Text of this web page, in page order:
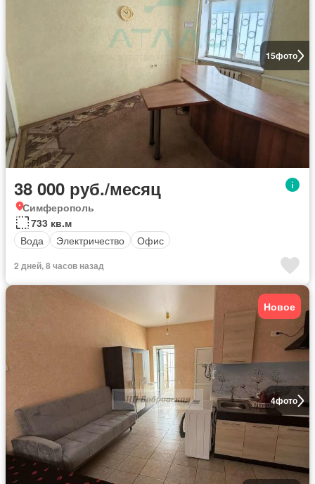
15фото
38 000 руб./месяц
Симферополь
733 кв.м
Вода
Электричество Офис
2 дней, 8 часов назад
4фото
Новое